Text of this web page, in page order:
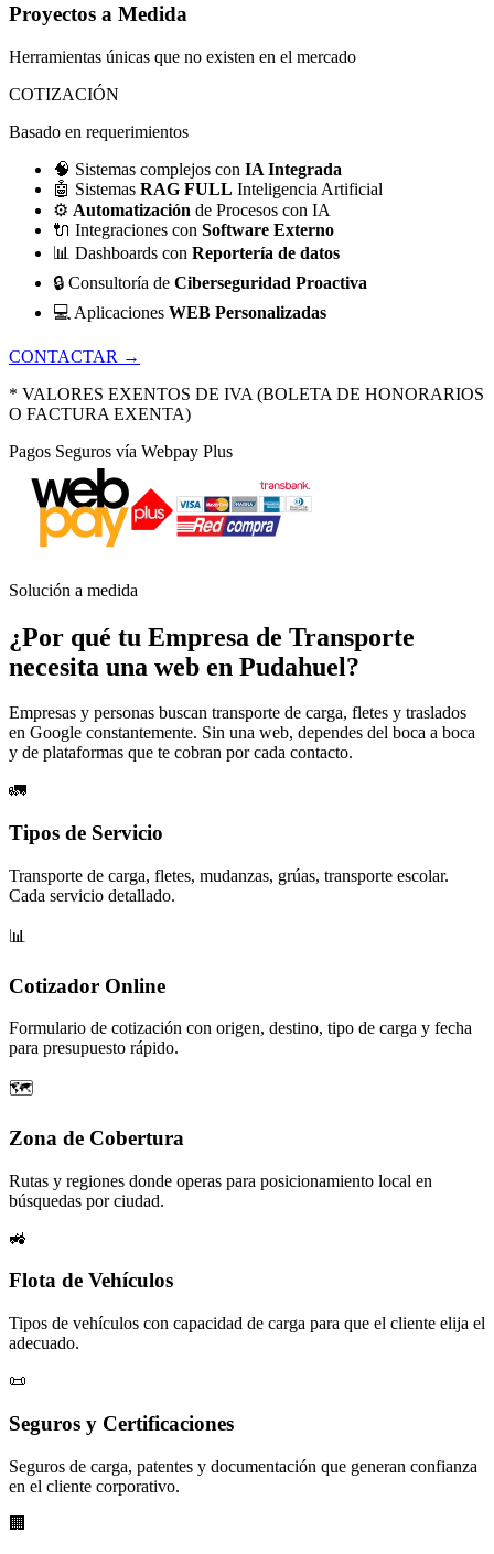
Proyectos a Medida
Herramientas únicas que no existen en el mercado
COTIZACIÓN
Basado en requerimientos
🧠 Sistemas complejos con IA Integrada
🤖 Sistemas RAG FULL Inteligencia Artificial
⚙️ Automatización de Procesos con IA
🔌 Integraciones con Software Externo
📊 Dashboards con Reportería de datos
🔒 Consultoría de Ciberseguridad Proactiva
💻 Aplicaciones WEB Personalizadas
CONTACTAR →
* VALORES EXENTOS DE IVA (BOLETA DE HONORARIOS
O FACTURA EXENTA)
Pagos Seguros vía Webpay Plus
Solución a medida
¿Por qué tu Empresa de Transporte
necesita una web en Pudahuel?
Empresas y personas buscan transporte de carga, fletes y traslados
en Google constantemente. Sin una web, dependes del boca a boca
y de plataformas que te cobran por cada contacto.
🚛
Tipos de Servicio
Transporte de carga, fletes, mudanzas, grúas, transporte escolar.
Cada servicio detallado.
📊
Cotizador Online
Formulario de cotización con origen, destino, tipo de carga y fecha
para presupuesto rápido.
🗺️
Zona de Cobertura
Rutas y regiones donde operas para posicionamiento local en
búsquedas por ciudad.
🚜
Flota de Vehículos
Tipos de vehículos con capacidad de carga para que el cliente elija el
adecuado.
📜
Seguros y Certificaciones
Seguros de carga, patentes y documentación que generan confianza
en el cliente corporativo.
🏢